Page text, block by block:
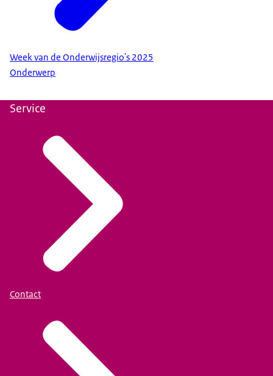
Week van de Onderwijsregio's 2025
Onderwerp
Service
Contact